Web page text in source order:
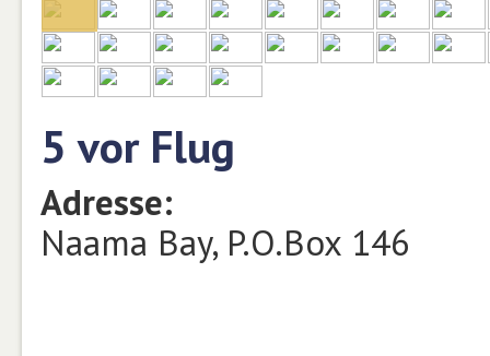
5 vor Flug
Adresse:
Naama Bay, P.O.Box 146